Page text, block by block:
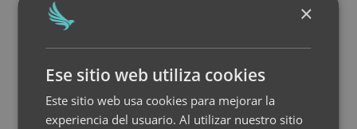
×
Ese sitio web utiliza cookies
Este sitio web usa cookies para mejorar la
experiencia del usuario. Al utilizar nuestro sitio